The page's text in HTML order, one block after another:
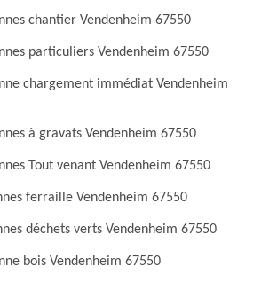
chantier Vendenheim 67550
particuliers Vendenheim 67550
chargement immédiat Vendenheim
à gravats Vendenheim 67550
Tout venant Vendenheim 67550
ferraille Vendenheim 67550
déchets verts Vendenheim 67550
bois Vendenheim 67550